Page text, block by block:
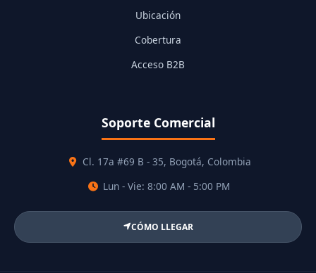
Ubicación
Cobertura
Acceso B2B
Soporte Comercial
Cl. 17a #69 B - 35, Bogotá, Colombia
Lun - Vie: 8:00 AM - 5:00 PM
CÓMO LLEGAR